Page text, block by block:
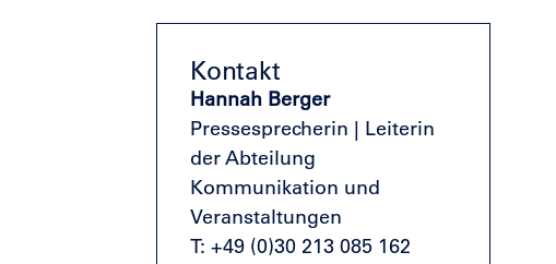
Kontakt
Hannah Berger
Pressesprecherin | Leiterin
der Abteilung
Kommunikation und
Veranstaltungen
T: +49 (0)30 213 085 162